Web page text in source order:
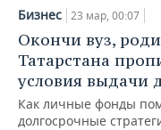
Бизнес 23 мар, 00:07
Окончи вуз,
Татарстана
условия выдачи
Как личные фонды
долгосрочные